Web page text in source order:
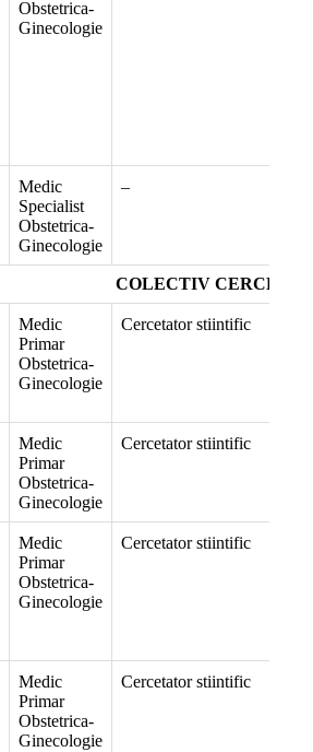
Obstetrica-
Ginecologie
Medic
Specialist
Obstetrica-
Ginecologie
–
COLECTIV
Medic
Primar
Obstetrica-
Ginecologie
Cercetator stiintific
Medic
Primar
Obstetrica-
Ginecologie
Cercetator stiintific
Medic
Primar
Obstetrica-
Ginecologie
Cercetator stiintific
Medic
Primar
Obstetrica-
Ginecologie
Cercetator stiintific